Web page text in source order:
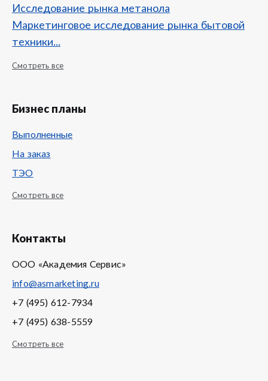
Исследование рынка метанола
Маркетинговое исследование рынка бытовой
техники...
Смотреть все
Бизнес планы
Выполненные
На заказ
ТЭО
Смотреть все
Контакты
ООО «Академия Сервис»
info@asmarketing.ru
+7 (495) 612-7934
+7 (495) 638-5559
Смотреть все